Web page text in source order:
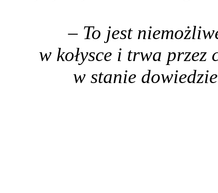
– To jest
w kołysce i trwa przez
w stanie